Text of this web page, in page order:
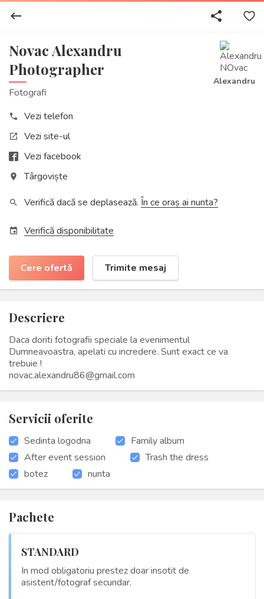
keyboard_backspace share
Novac Alexandru
Photographer
Fotografi
Alexandru
phone Vezi telefon
open_in_new
Vezi site-ul
Vezi facebook
place Târgoviște
search Verifică dacă se deplasează. În ce oraș ai nunta?
event Verifică disponibilitate
Cere ofertă Trimite mesaj
Descriere
Daca doriti fotografii speciale la evenimentul
Dumneavoastra, apelati cu incredere. Sunt exact ce va
trebuie !
novac.alexandru86@gmail.com
Servicii oferite
Sedinta logodna
Family album
After event session
Trash the dress
botez
nunta
Pachete
STANDARD
In mod obligatoriu prestez doar insotit de
asistent/fotograf secundar.